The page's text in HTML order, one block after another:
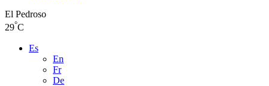
El Pedroso
29°C
Es
En
Fr
De